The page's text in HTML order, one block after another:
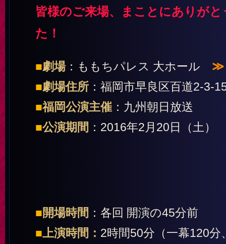
皆様のご来場、まことにありが
た！
■劇場：ももちパレス 大ホール
■劇場住所 ：福岡市早良区百道2-
■福岡公演主催 ：九州朝日放送
■公演期間 ：2016年2月20日（土
■ 開場時間 ：各回 開演の45分前
■上演時間： 2時間50分（一幕120分